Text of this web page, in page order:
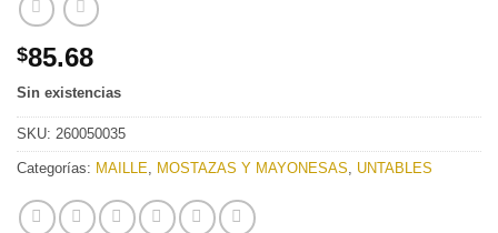
$85.68
Sin existencias
SKU: 260050035
Categorías: MAILLE, MOSTAZAS Y MAYONESAS, UNTABLES